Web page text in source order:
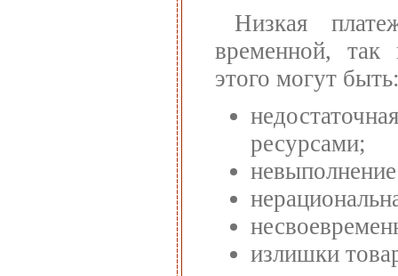
Низкая
временной, так
этого могут
ресурсами;
излишки